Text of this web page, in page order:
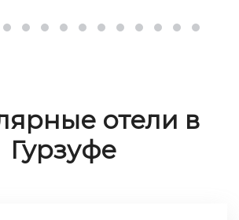
отели в
Гурзуфе